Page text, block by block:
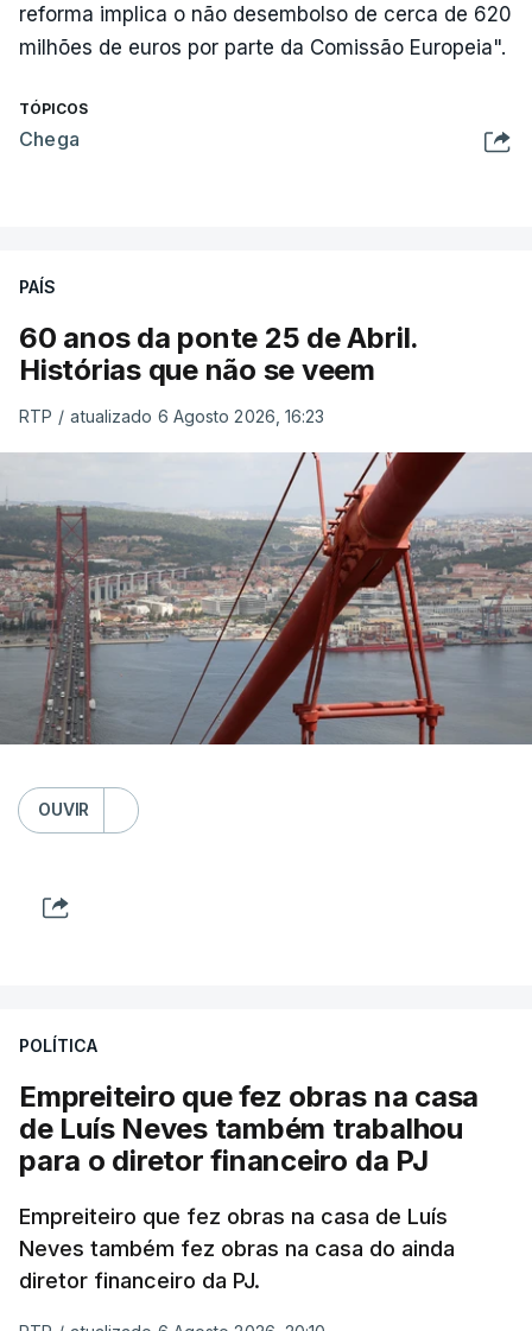
reforma implica o não desembolso de cerca de 620
milhões de euros por parte da Comissão Europeia".
TÓPICOS
Chega
PAÍS
60 anos da ponte 25 de Abril.
Histórias que não se veem
RTP / atualizado 6 Agosto 2026, 16:23
OUVIR
POLÍTICA
Empreiteiro que fez obras na casa
de Luís Neves também trabalhou
para o diretor financeiro da PJ
Empreiteiro que fez obras na casa de Luís
Neves também fez obras na casa do ainda
diretor financeiro da PJ.